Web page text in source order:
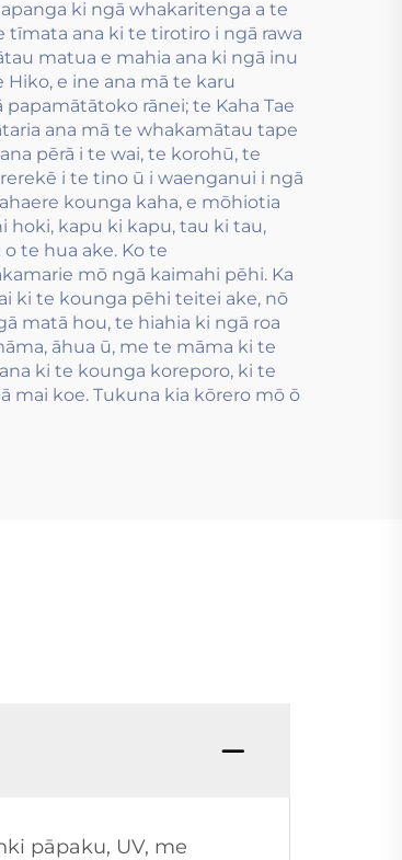
ki ngā whakaritenga a te
ana ki te tirotiro i ngā rawa
matua e mahia ana ki ngā inu
e ine ana mā te karu
rānei; te Kaha Tae
ana mā te whakamātau tape
pērā i te wai, te korohū, te
i te tino ū i waenganui i ngā
kounga kaha, e mōhiotia
hoki, kapu ki kapu, tau ki tau,
te hua ake. Ko te
mō ngā kaimahi pēhi. Ka
ki te kounga pēhi teitei ake, nō
matā hou, te hiahia ki ngā roa
āhua ū, me te māma ki te
ki te kounga koreporo, ki te
mai koe. Tukuna kia kōrero mō ō
pāpaku, UV, me